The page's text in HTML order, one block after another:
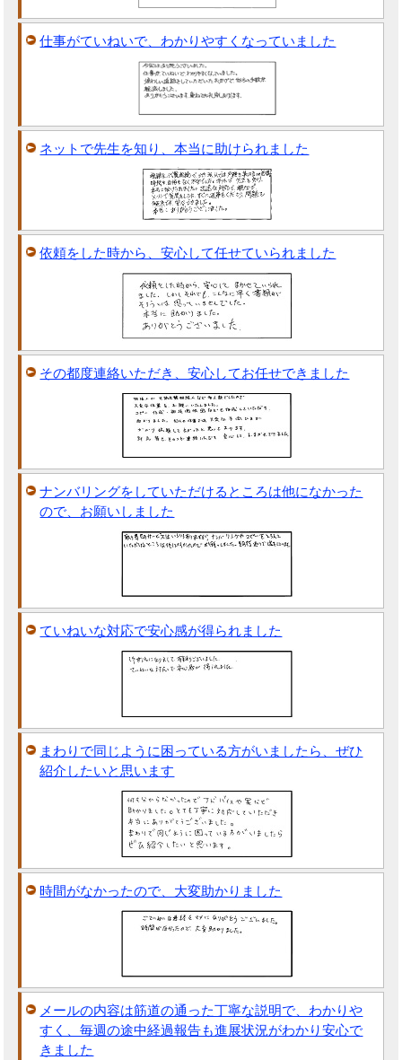
仕事がていねいで、わかりやすくなっていました
ネットで先生を知り、本当に助けられました
依頼をした時から、安心して任せていられました
その都度連絡いただき、安心してお任せできました
ナンバリングをしていただけるところは他になかった
ので、お願いしました
ていねいな対応で安心感が得られました
まわりで同じように困っている方がいましたら、ぜひ
紹介したいと思います
時間がなかったので、大変助かりました
メールの内容は筋道の通った丁寧な説明で、わかりや
すく、毎週の途中経過報告も進展状況がわかり安心で
きました